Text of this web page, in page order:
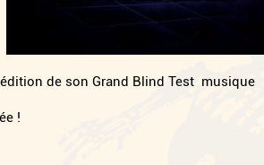
de son Grand Blind Test musique
!